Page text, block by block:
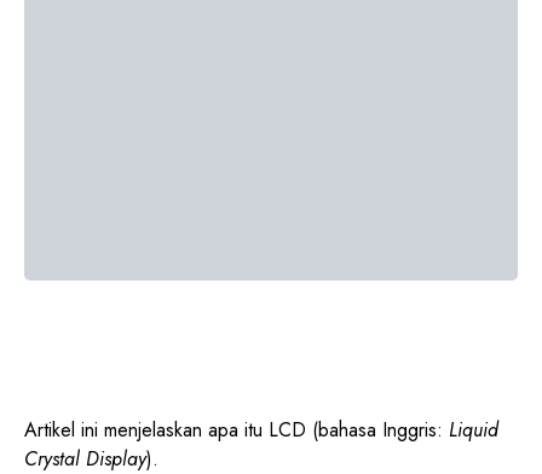
Artikel ini menjelaskan apa itu LCD (bahasa Inggris: Liquid
Crystal Display).